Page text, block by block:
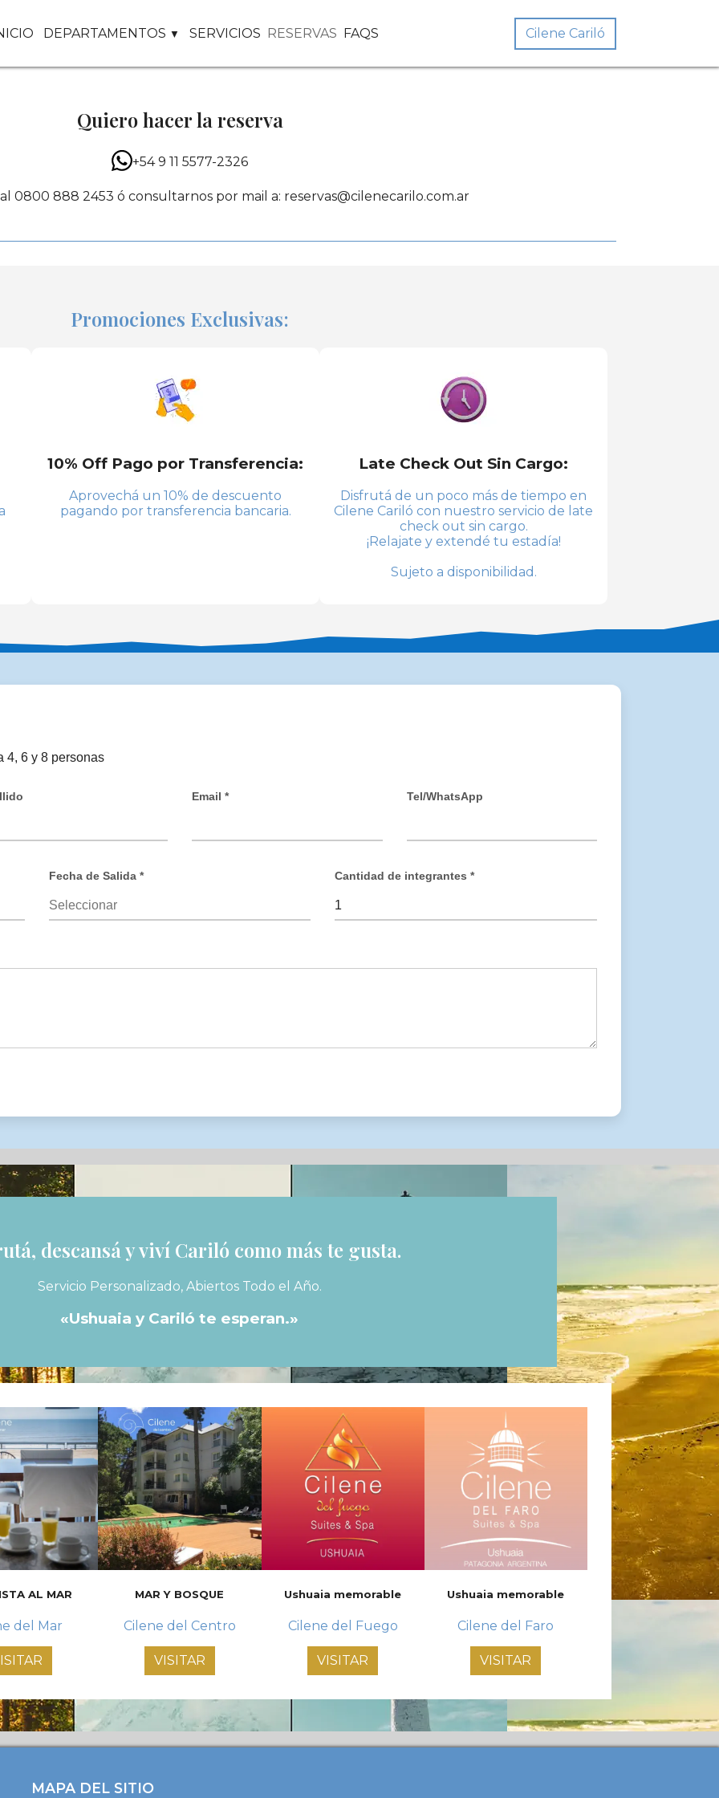
DEPARTAMENTOS SERVICIOS RESERVAS FAQS Cilene Cariló
Quiero hacer la reserva
+54 9 11 5577-2326
0800 888 2453 ó consultarnos por mail a: reservas@cilenecarilo.com.ar
Promociones Exclusivas:
10% Off Pago por Transferencia:
Aprovechá un 10% de descuento
pagando por transferencia bancaria.
Late Check Out Sin Cargo:
Disfrutá de un poco más de tiempo en
Cilene Cariló con nuestro servicio de late
check out sin cargo.
¡Relajate y extendé tu estadía!
Sujeto a disponibilidad.
4, 6 y 8 personas
Email * Tel/WhatsApp
Fecha de Salida * Cantidad de integrantes *
descansá y viví Cariló como más te gusta.
Servicio Personalizado, Abiertos Todo el Año.
«Ushuaia y Cariló te esperan.»
AL MAR
del Mar
MAR Y BOSQUE
Cilene del Centro
VISITAR
Ushuaia memorable
Cilene del Fuego
VISITAR
Ushuaia memorable
Cilene del Faro
VISITAR
MAPA DEL SITIO